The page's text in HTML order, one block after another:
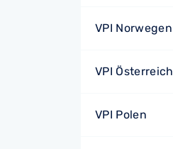
VPI Norwegen
VPI Österreich
VPI Polen